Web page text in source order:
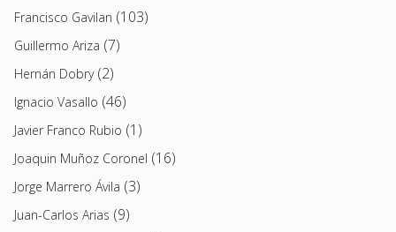
Francisco Gavilan (103)
Guillermo Ariza (7)
Hernán Dobry(2)
Ignacio Vasallo (46)
Javier Franco Rubio (1)
Joaquin Muñoz Coronel (16)
Jorge Marrero Ávila (3)
Juan-Carlos Arias (9)